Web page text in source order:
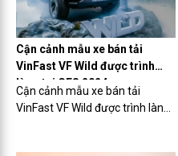
Cận cảnh mẫu xe bán tải
VinFast VF Wild được trình
làng tại CES 2024
Cận cảnh mẫu xe bán tải
VinFast VF Wild được trình làng